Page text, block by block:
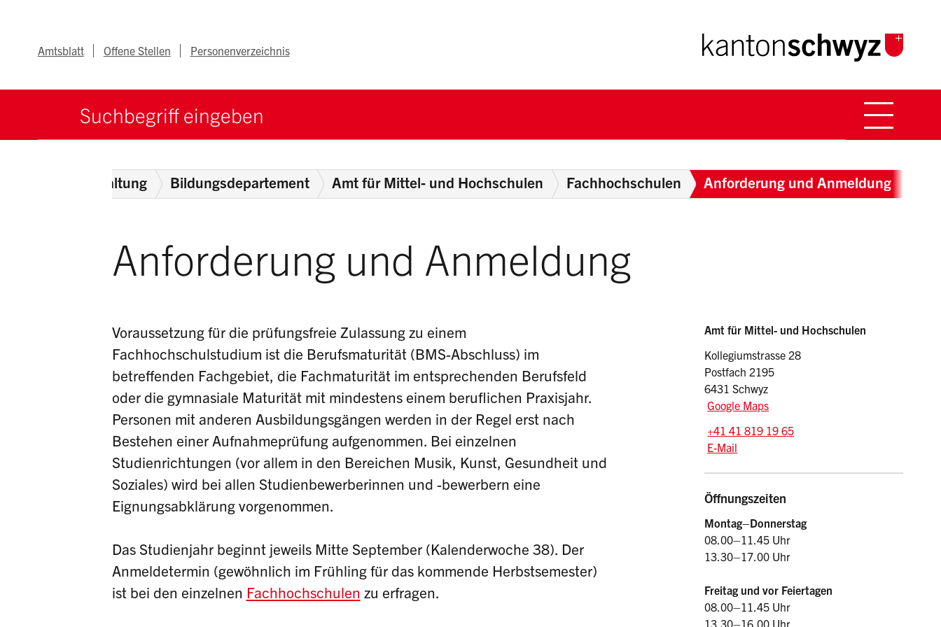
Metanav
Amtsblatt Offene Stellen Personenverzeichnis
Suchbegriff
Breadcrumb
Verwaltung Bildungsdepartement Amt für Mittel- und Hochschulen Fachhochschulen Anforderung und Anmeldung
Anforderung und Anmeldung
Voraussetzung für die prüfungsfreie Zulassung zu einem
Fachhochschulstudium ist die Berufsmaturität (BMS-Abschluss) im
betreffenden Fachgebiet, die Fachmaturität im entsprechenden Berufsfeld
oder die gymnasiale Maturität mit mindestens einem beruflichen Praxisjahr.
Personen mit anderen Ausbildungsgängen werden in der Regel erst nach
Bestehen einer Aufnahmeprüfung aufgenommen. Bei einzelnen
Studienrichtungen (vor allem in den Bereichen Musik, Kunst, Gesundheit und
Soziales) wird bei allen Studienbewerberinnen und -bewerbern eine
Eignungsabklärung vorgenommen.
Das Studienjahr beginnt jeweils Mitte September (Kalenderwoche 38). Der
Anmeldetermin (gewöhnlich im Frühling für das kommende Herbstsemester)
ist bei den einzelnen Fachhochschulen zu erfragen.
Sidebar
Adresse
Amt für Mittel- und Hochschulen
Kollegiumstrasse 28
Postfach 2195
6431 Schwyz
Google Maps
Tel.:
+41 41 819 19 65
E-Mail: amh
E-Mail
Öffnungszeiten
Montag–Donnerstag
08.00–11.45 Uhr
13.30–17.00 Uhr
Freitag und vor Feiertagen
08.00–11.45 Uhr
13.30–16.00 Uhr